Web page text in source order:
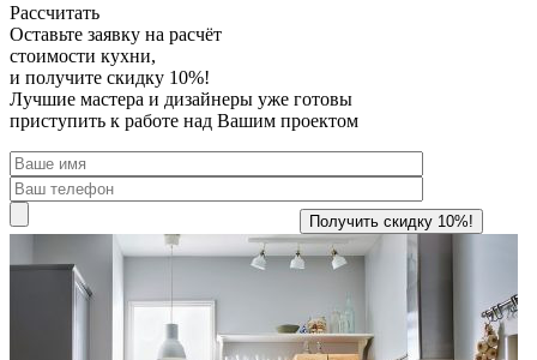
Рассчитать
Оставьте заявку на расчёт
стоимости кухни,
и получите скидку 10%!
Лучшие мастера и дизайнеры уже готовы
приступить к работе над Вашим проектом